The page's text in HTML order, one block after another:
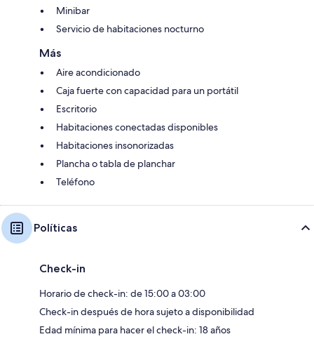
Minibar
Servicio de habitaciones nocturno
Más
Aire acondicionado
Caja fuerte con capacidad para un portátil
Escritorio
Habitaciones conectadas disponibles
Habitaciones insonorizadas
Plancha o tabla de planchar
Teléfono
Políticas
Check-in
Horario de check-in: de 15:00 a 03:00
Check-in después de hora sujeto a disponibilidad
Edad mínima para hacer el check-in: 18 años